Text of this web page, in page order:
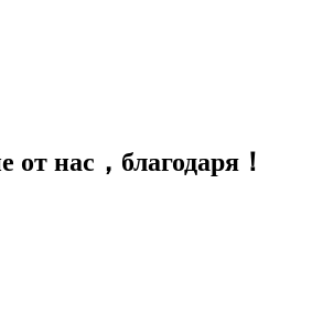
нас，благодаря！